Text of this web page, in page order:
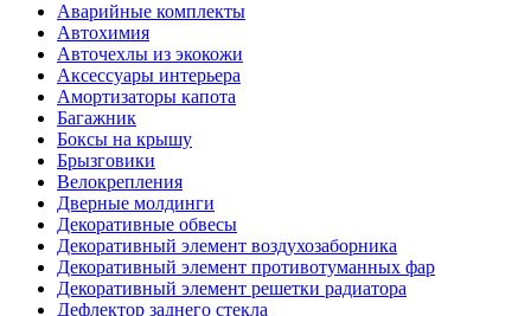
Аварийные комплекты
Автохимия
Авточехлы из экокожи
Аксессуары интерьера
Амортизаторы капота
Багажник
Боксы на крышу
Брызговики
Велокрепления
Дверные молдинги
Декоративные обвесы
Декоративный элемент воздухозаборника
Декоративный элемент противотуманных фар
Декоративный элемент решетки радиатора
Дефлектор заднего стекла